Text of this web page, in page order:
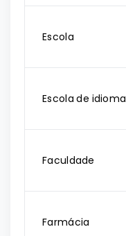
Escola
Escola de idioma
Faculdade
Farmácia